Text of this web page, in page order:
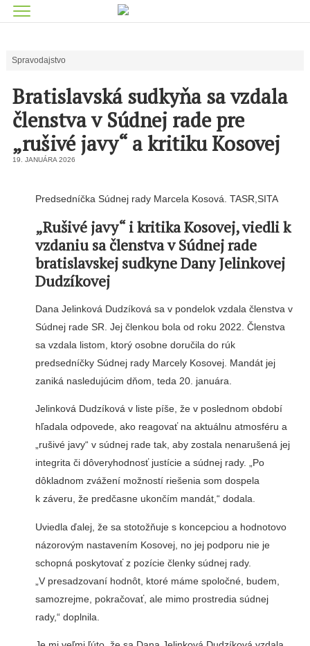
Spravodajstvo
Bratislavská sudkyňa sa vzdala
členstva v Súdnej rade pre
„rušivé javy“ a kritiku Kosovej
19. JANUÁRA 2026
Predsedníčka Súdnej rady Marcela Kosová. TASR,SITA
„Rušivé javy“ i kritika Kosovej, viedli k
vzdaniu sa členstva v Súdnej rade
bratislavskej sudkyne Dany Jelinkovej
Dudzíkovej
Dana Jelinková Dudzíková sa v pondelok vzdala členstva v
Súdnej rade SR. Jej členkou bola od roku 2022. Členstva
sa vzdala listom, ktorý osobne doručila do rúk
predsedníčky Súdnej rady Marcely Kosovej. Mandát jej
zaniká nasledujúcim dňom, teda 20. januára.
Jelinková Dudzíková v liste píše, že v poslednom období
hľadala odpovede, ako reagovať na aktuálnu atmosféru a
„rušivé javy“ v súdnej rade tak, aby zostala nenarušená jej
integrita či dôveryhodnosť justície a súdnej rady. „Po
dôkladnom zvážení možností riešenia som dospela
k záveru, že predčasne ukončím mandát,“ dodala.
Uviedla ďalej, že sa stotožňuje s koncepciou a hodnotovo
názorovým nastavením Kosovej, no jej podporu nie je
schopná poskytovať z pozície členky súdnej rady.
„V presadzovaní hodnôt, ktoré máme spoločné, budem,
samozrejme, pokračovať, ale mimo prostredia súdnej
rady,“ doplnila.